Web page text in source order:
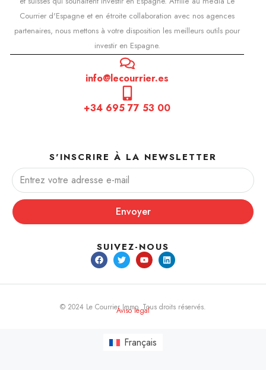
Courrier d'Espagne et en étroite collaboration avec nos agences
partenaires, nous mettons à votre disposition les meilleurs outils pour
investir en Espagne.
info@lecourrier.es
+34 695 77 53 00
S'INSCRIRE À LA NEWSLETTER
Envoyer
SUIVEZ-NOUS
© 2024 Le Courrier Immo. Tous droits réservés.
Aviso legal
Français